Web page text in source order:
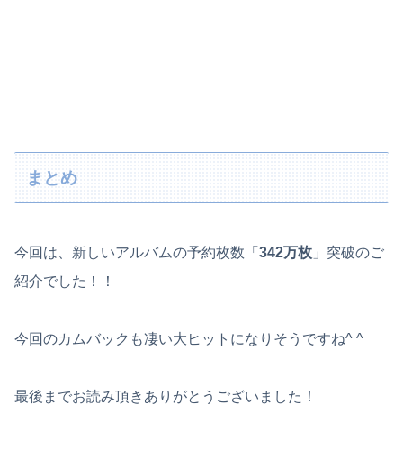
まとめ
今回は、新しいアルバムの予約枚数「 342万枚 」突破のご
紹介でした！！
今回のカムバックも凄い大ヒットになりそうですね^ ^
最後までお読み頂きありがとうございました！